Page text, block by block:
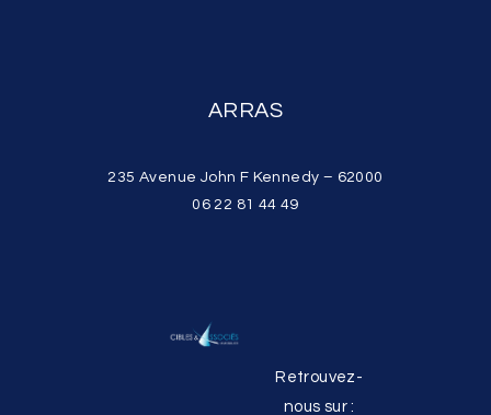
ARRAS
235 Avenue John F Kennedy – 62000
06 22 81 44 49
Retrouvez-
nous sur :